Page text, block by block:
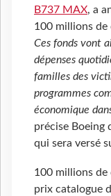
B737 MAX, a
100 millions de
Ces fonds vont
dépenses
familles des
programmes
économique
précise Boeing
qui sera versé
100 millions de
prix catalogue